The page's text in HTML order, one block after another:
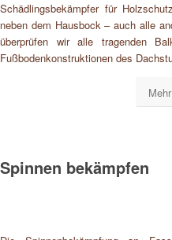
Schädlingsbekämpfer für
neben dem Hausbock – auch alle
überprüfen wir alle tragenden
Fußbodenkonstruktionen des
Spinnen bekämpfen